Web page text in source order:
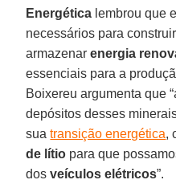
Energética lembrou que
necessários para
armazenarenergia
essenciais para a
Boixereu argumenta que
depósitos desses
suatransição energética,
de lítio para que
dosveículos elétricos”.